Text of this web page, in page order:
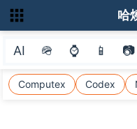
AI 🪖 ⌚ 📱 📷
Computex Codex
哈